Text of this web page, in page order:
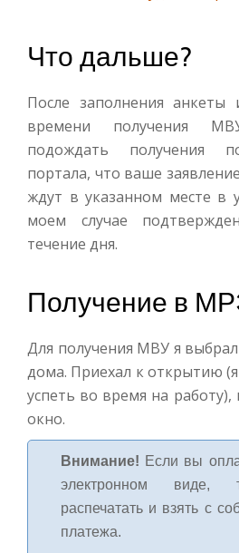
Что дальше?
После заполнения
времени получения
подождать получения
портала, что ваше
ждут в указанном месте в
моем случае
течение дня.
Получение в
Для получения МВУ я
дома. Приехал к открытию
успеть во время на
окно.
Внимание! Если вы
электронном виде,
распечатать и взять с
платежа.